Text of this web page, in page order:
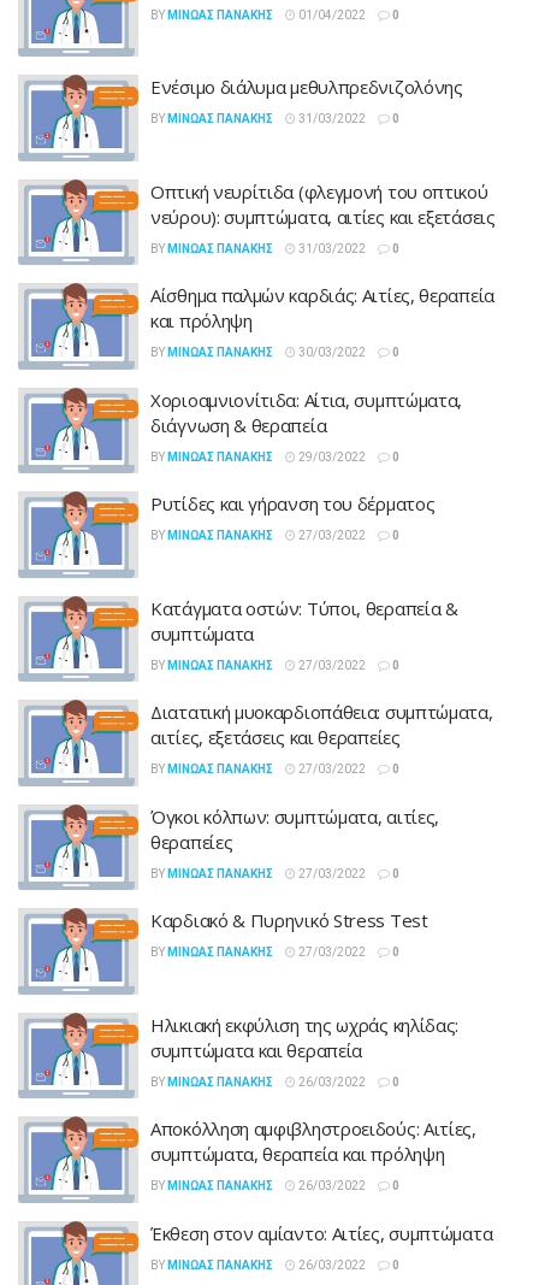
BY ΜΊΝΩΑΣ ΠΑΝΆΚΗΣ 01/04/2022 0
Ενέσιμο διάλυμα μεθυλπρεδνιζολόνης
BY ΜΊΝΩΑΣ ΠΑΝΆΚΗΣ 31/03/2022 0
Οπτική νευρίτιδα (φλεγμονή του οπτικού
νεύρου): συμπτώματα, αιτίες και εξετάσεις
BY ΜΊΝΩΑΣ ΠΑΝΆΚΗΣ 31/03/2022 0
Αίσθημα παλμών καρδιάς: Αιτίες, θεραπεία
και πρόληψη
BY ΜΊΝΩΑΣ ΠΑΝΆΚΗΣ 30/03/2022 0
Χοριοαμνιονίτιδα: Αίτια, συμπτώματα,
διάγνωση & θεραπεία
BY ΜΊΝΩΑΣ ΠΑΝΆΚΗΣ 29/03/2022 0
Ρυτίδες και γήρανση του δέρματος
BY ΜΊΝΩΑΣ ΠΑΝΆΚΗΣ 27/03/2022 0
Κατάγματα οστών: Τύποι, θεραπεία &
συμπτώματα
BY ΜΊΝΩΑΣ ΠΑΝΆΚΗΣ 27/03/2022 0
Διατατική μυοκαρδιοπάθεια: συμπτώματα,
αιτίες, εξετάσεις και θεραπείες
BY ΜΊΝΩΑΣ ΠΑΝΆΚΗΣ 27/03/2022 0
Όγκοι κόλπων: συμπτώματα, αιτίες,
θεραπείες
BY ΜΊΝΩΑΣ ΠΑΝΆΚΗΣ 27/03/2022 0
Καρδιακό & Πυρηνικό Stress Test
BY ΜΊΝΩΑΣ ΠΑΝΆΚΗΣ 27/03/2022 0
Ηλικιακή εκφύλιση της ωχράς κηλίδας:
συμπτώματα και θεραπεία
BY ΜΊΝΩΑΣ ΠΑΝΆΚΗΣ 26/03/2022 0
Αποκόλληση αμφιβληστροειδούς: Αιτίες,
συμπτώματα, θεραπεία και πρόληψη
BY ΜΊΝΩΑΣ ΠΑΝΆΚΗΣ 26/03/2022 0
Έκθεση στον αμίαντο: Αιτίες, συμπτώματα
BY ΜΊΝΩΑΣ ΠΑΝΆΚΗΣ 26/03/2022 0